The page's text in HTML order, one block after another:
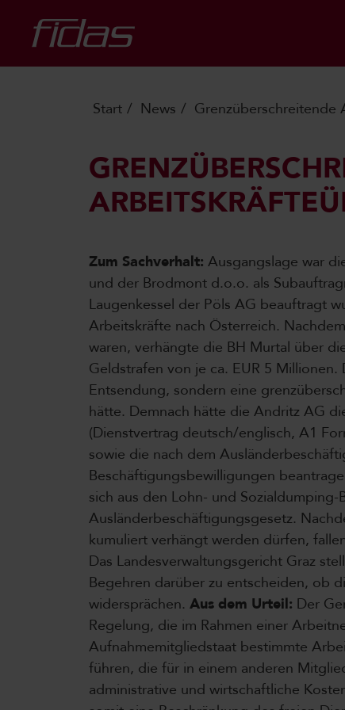
Start News Grenzüberschreitende
Zum Sachverhalt: Ausgangslage war
und der Brodmont d.o.o. als
Laugenkessel der Pöls AG beauftragt
Arbeitskräfte nach Österreich.
waren, verhängte die BH Murtal über
Geldstrafen von je ca. EUR 5
Entsendung, sondern eine
hätte. Demnach hätte die Andritz AG
(Dienstvertrag deutsch/englisch, A1
sowie die nach dem
Beschäftigungsbewilligungen
sich aus den Lohn- und
Ausländerbeschäftigungsgesetz.
kumuliert verhängt werden dürfen,
Das Landesverwaltungsgericht Graz
Begehren darüber zu entscheiden, ob
widersprächen. Aus dem Urteil: Der
Regelung, die im Rahmen einer
Aufnahmemitgliedstaat bestimmte
führen, die für in einem anderen
administrative und wirtschaftliche